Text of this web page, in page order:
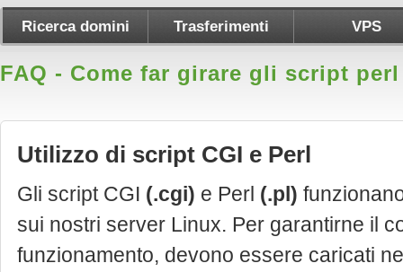
Ricerca domini Trasferimenti VPS
FAQ - Come far girare gli script
Utilizzo di script CGI e Perl
Gli script CGI (.cgi) e Perl (.pl)
sui nostri server Linux. Per garantirne il
funzionamento, devono essere caricati